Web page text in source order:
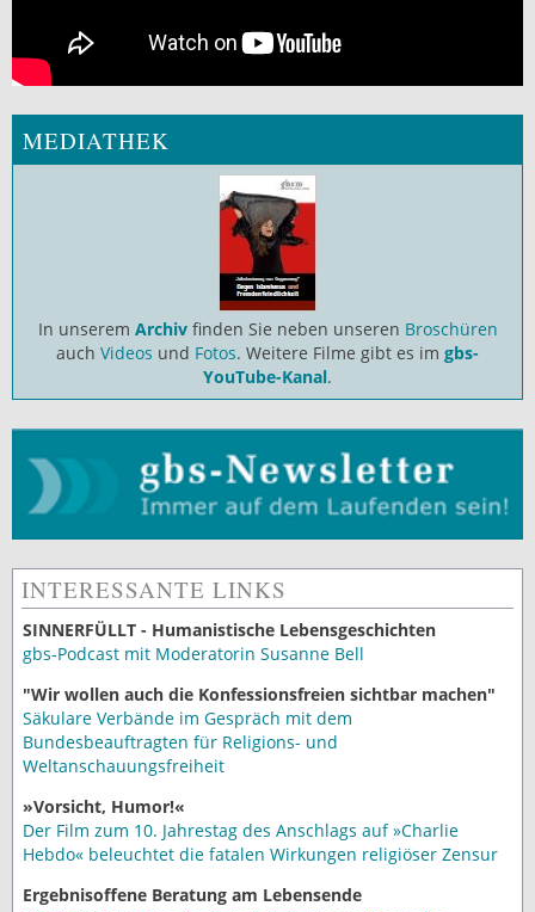
MEDIATHEK
In unserem Archiv finden Sie neben unseren Broschüren
auch Videos und Fotos. Weitere Filme gibt es im gbs-
YouTube-Kanal.
INTERESSANTE LINKS
SINNERFÜLLT - Humanistische Lebensgeschichten
gbs-Podcast mit Moderatorin Susanne Bell
"Wir wollen auch die Konfessionsfreien sichtbar machen"
Säkulare Verbände im Gespräch mit dem
Bundesbeauftragten für Religions- und
Weltanschauungsfreiheit
»Vorsicht, Humor!«
Der Film zum 10. Jahrestag des Anschlags auf »Charlie
Hebdo« beleuchtet die fatalen Wirkungen religiöser Zensur
Ergebnisoffene Beratung am Lebensende